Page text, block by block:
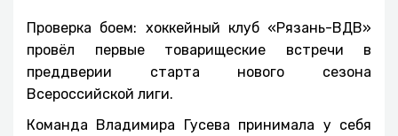
Проверка боем: хоккейный клуб «Рязань-ВДВ»
провёл первые товарищеские встречи в
преддверии старта нового сезона
Всероссийской лиги.
Команда Владимира Гусева принимала у себя